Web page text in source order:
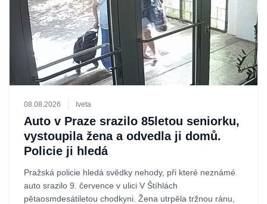
08.08.2026 Iveta
Auto v Praze srazilo 85letou seniorku,
vystoupila žena a odvedla ji domů.
Policie ji hledá
Pražská policie hledá svědky nehody, při které neznámé
auto srazilo 9. července v ulici V Štíhlách
pětaosmdesátiletou chodkyni. Žena utrpěla tržnou ránu,